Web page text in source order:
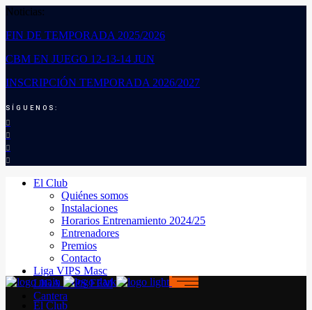
Noticias:
FIN DE TEMPORADA 2025/2026
CBM EN JUEGO 12-13-14 JUN
INSCRIPCIÓN TEMPORADA 2026/2027
SÍGUENOS:
El Club
Quiénes somos
Instalaciones
Horarios Entrenamiento 2024/25
Entrenadores
Premios
Contacto
Liga VIPS Masc
LIGA VIPS FEM
Cantera
El Club